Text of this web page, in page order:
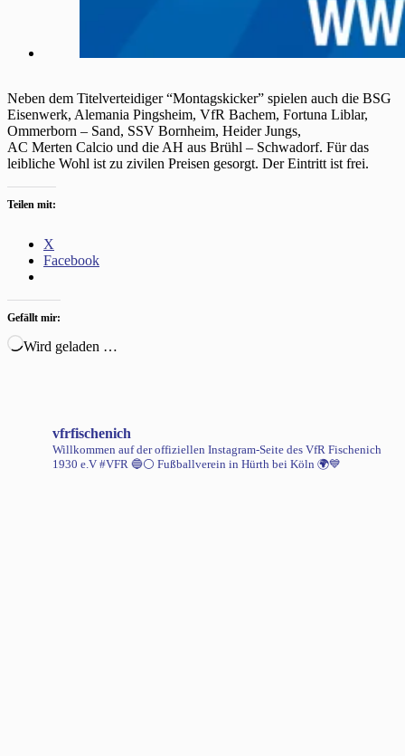
Neben dem Titelverteidiger “Montagskicker” spielen auch die BSG
Eisenwerk, Alemania Pingsheim, VfR Bachem, Fortuna Liblar,
Ommerborn – Sand, SSV Bornheim, Heider Jungs,
AC Merten Calcio und die AH aus Brühl – Schwadorf. Für das
leibliche Wohl ist zu zivilen Preisen gesorgt. Der Eintritt ist frei.
Teilen mit:
X
Facebook
Gefällt mir:
Wird geladen …
vfrfischenich
Willkommen auf der offiziellen Instagram-Seite des VfR Fischenich
1930 e.V #VFR 🔵⚪️ Fußballverein in Hürth bei Köln 🌍💙